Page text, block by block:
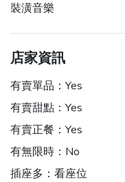
裝潢音樂
店家資訊
有賣單品： Yes
有賣甜點： Yes
有賣正餐： Yes
有無限時： No
插座多： 看座位